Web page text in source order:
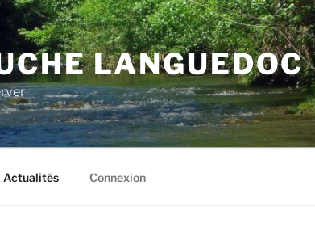
LANGUEDOC
Actualités Connexion